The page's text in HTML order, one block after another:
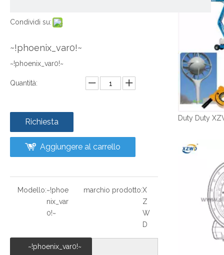
Condividi su:
~!phoenix_var0!~
~!phoenix_var0!~
Quantità:
Richiesta
Aggiungere al carrello
Modello:~!phoe
nix_var
0!~
marchio prodotto:X
Z
W
D
~!phoenix_var0!~